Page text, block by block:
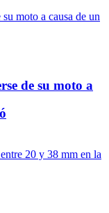
de su moto a